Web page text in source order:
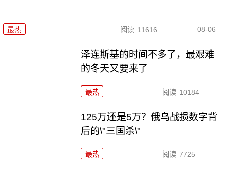
最热 阅读 11616 08-06
泽连斯基的时间不多了，最艰难
的冬天又要来了
最热 阅读 10184
125万还是5万？俄乌战损数字背
后的\"三国杀\"
最热 阅读 7725